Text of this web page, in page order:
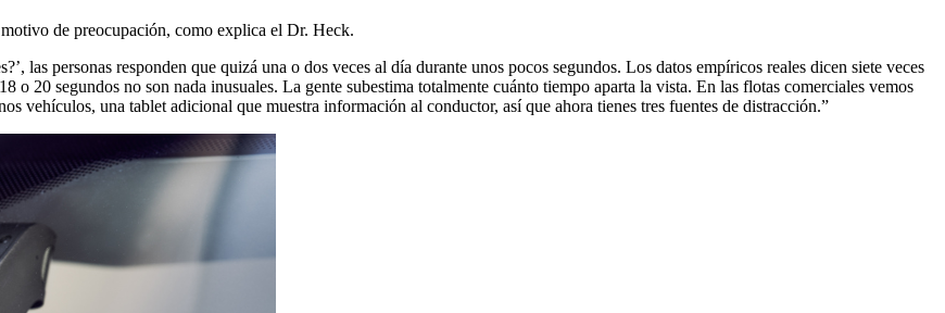
de preocupación, como explica el Dr. Heck.
las personas responden que quizá una o dos veces al día durante unos pocos segundos. Los datos empíricos reales dicen siete veces
o 20 segundos no son nada inusuales. La gente subestima totalmente cuánto tiempo aparta la vista. En las flotas comerciales vemos
vehículos, una tablet adicional que muestra información al conductor, así que ahora tienes tres fuentes de distracción.”